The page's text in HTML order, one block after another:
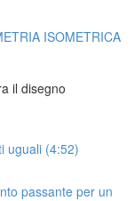
ISOMETRICA
il disegno
uguali (4:52)
passante per un